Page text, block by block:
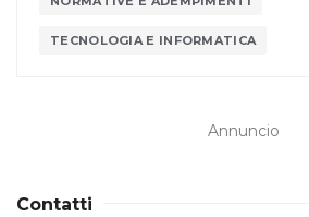
TECNOLOGIA E INFORMATICA
Annuncio
Contatti